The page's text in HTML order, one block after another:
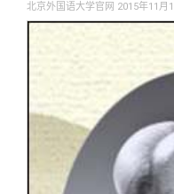
校友服务
北京外国语大学官网 2015年11月